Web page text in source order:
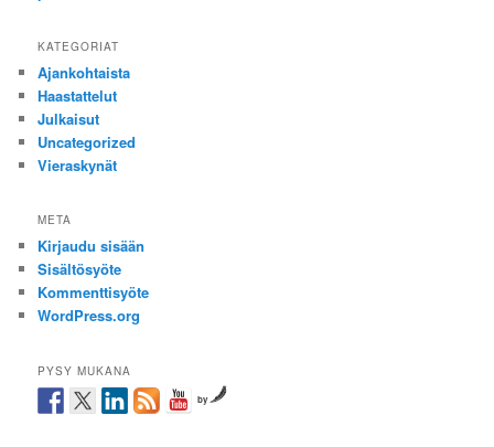
KATEGORIAT
Ajankohtaista
Haastattelut
Julkaisut
Uncategorized
Vieraskynät
META
Kirjaudu sisään
Sisältösyöte
Kommenttisyöte
WordPress.org
PYSY MUKANA
by